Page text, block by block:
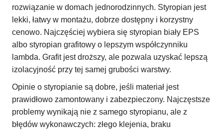
rozwiązanie w domach jednorodzinnych. Styropian jest
lekki, łatwy w montażu, dobrze dostępny i korzystny
cenowo. Najczęściej wybiera się styropian biały EPS
albo styropian grafitowy o lepszym współczynniku
lambda. Grafit jest droższy, ale pozwala uzyskać lepszą
izolacyjność przy tej samej grubości warstwy.
Opinie o styropianie są dobre, jeśli materiał jest
prawidłowo zamontowany i zabezpieczony. Najczęstsze
problemy wynikają nie z samego styropianu, ale z
błędów wykonawczych: złego klejenia, braku